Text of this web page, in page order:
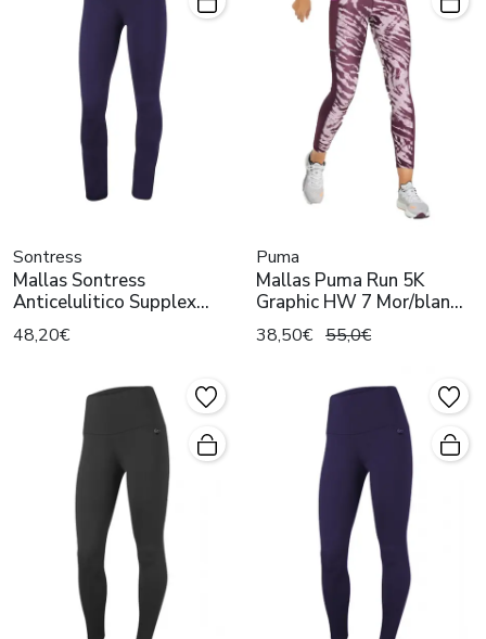
Sontress
Mallas Sontress
Anticelulitico Supplex
Marino
48,20€
Puma
Mallas Puma Run 5K
Graphic HW 7 Mor/blan
mujer
38,50€ 55,0€